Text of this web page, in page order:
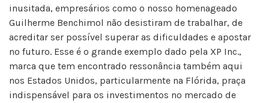
inusitada, empresários como o nosso homenageado
Guilherme Benchimol não desistiram de trabalhar, de
acreditar ser possível superar as dificuldades e apostar
no futuro. Esse é o grande exemplo dado pela XP Inc.,
marca que tem encontrado ressonância também aqui
nos Estados Unidos, particularmente na Flórida, praça
indispensável para os investimentos no mercado de